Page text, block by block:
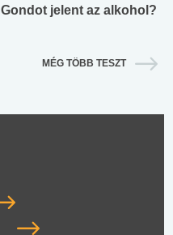
Gondot jelent az alkohol?
MÉG TÖBB TESZT